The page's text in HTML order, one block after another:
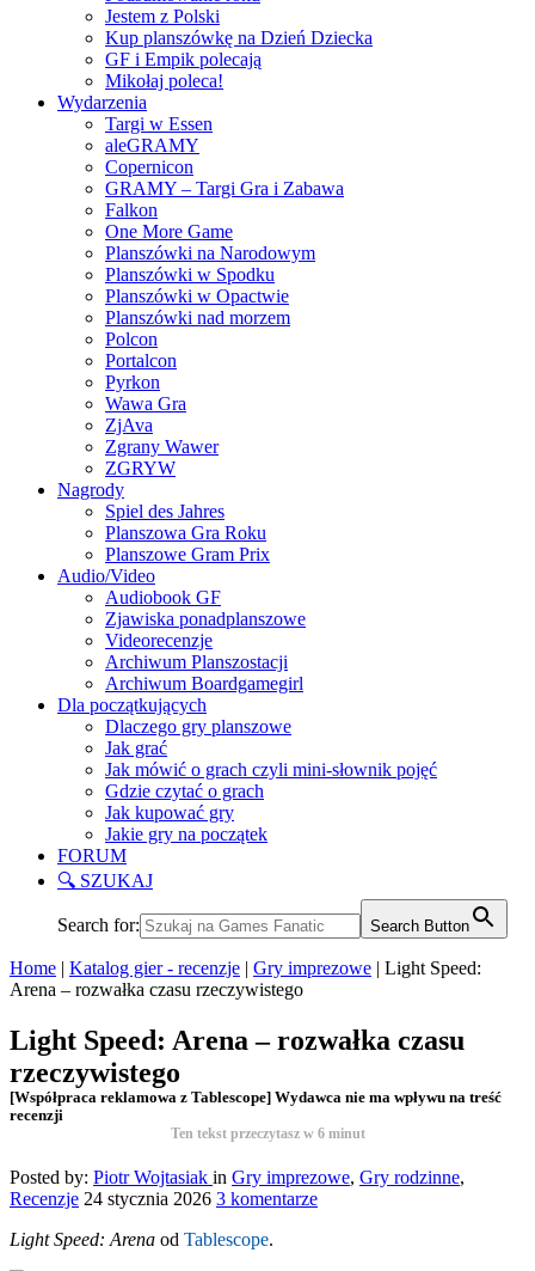
Jestem z Polski
Kup planszówkę na Dzień Dziecka
GF i Empik polecają
Mikołaj poleca!
Wydarzenia
Targi w Essen
aleGRAMY
Copernicon
GRAMY – Targi Gra i Zabawa
Falkon
One More Game
Planszówki na Narodowym
Planszówki w Spodku
Planszówki w Opactwie
Planszówki nad morzem
Polcon
Portalcon
Pyrkon
Wawa Gra
ZjAva
Zgrany Wawer
ZGRYW
Nagrody
Spiel des Jahres
Planszowa Gra Roku
Planszowe Gram Prix
Audio/Video
Audiobook GF
Zjawiska ponadplanszowe
Videorecenzje
Archiwum Planszostacji
Archiwum Boardgamegirl
Dla początkujących
Dlaczego gry planszowe
Jak grać
Jak mówić o grach czyli mini-słownik pojęć
Gdzie czytać o grach
Jak kupować gry
Jakie gry na początek
FORUM
🔍 SZUKAJ
Search for: Search Button
Home | Katalog gier - recenzje | Gry imprezowe | Light Speed:
Arena – rozwałka czasu rzeczywistego
Light Speed: Arena – rozwałka czasu
rzeczywistego
[Współpraca reklamowa z Tablescope] Wydawca nie ma wpływu na treść
recenzji
Ten tekst przeczytasz w 6 minut
Posted by: Piotr Wojtasiak in Gry imprezowe, Gry rodzinne,
Recenzje 24 stycznia 2026 3 komentarze
Light Speed: Arena od Tablescope.